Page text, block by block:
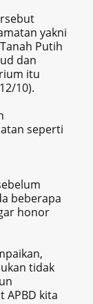
yakni
Putih
dan
itu
10).
seperti
beberapa
honor
tidak
APBD kita